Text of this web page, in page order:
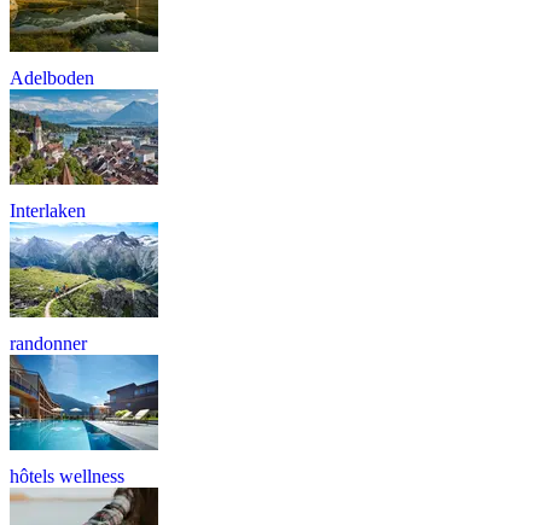
Adelboden
Interlaken
randonner
hôtels wellness